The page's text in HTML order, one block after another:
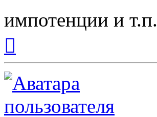
импотенции и т.п.
началу